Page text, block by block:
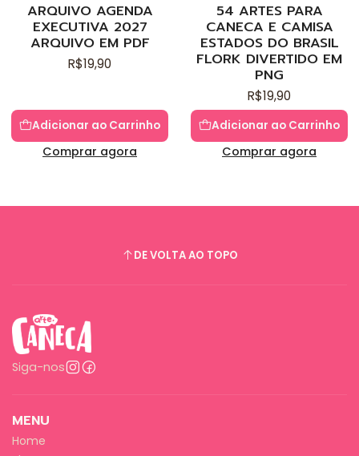
ARQUIVO AGENDA
EXECUTIVA 2027
ARQUIVO EM PDF
R$19,90
Adicionar ao Carrinho
Comprar agora
54 ARTES PARA
CANECA E CAMISA
ESTADOS DO BRASIL
FLORK DIVERTIDO EM
PNG
R$19,90
Adicionar ao Carrinho
Comprar agora
DE VOLTA AO TOPO
Siga-nos
MENU
Home